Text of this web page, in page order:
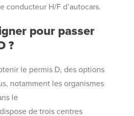
conducteur H/F d’autocars.
pour passer
?
le permis D, des options
notamment les organismes
le
dispose de trois centres